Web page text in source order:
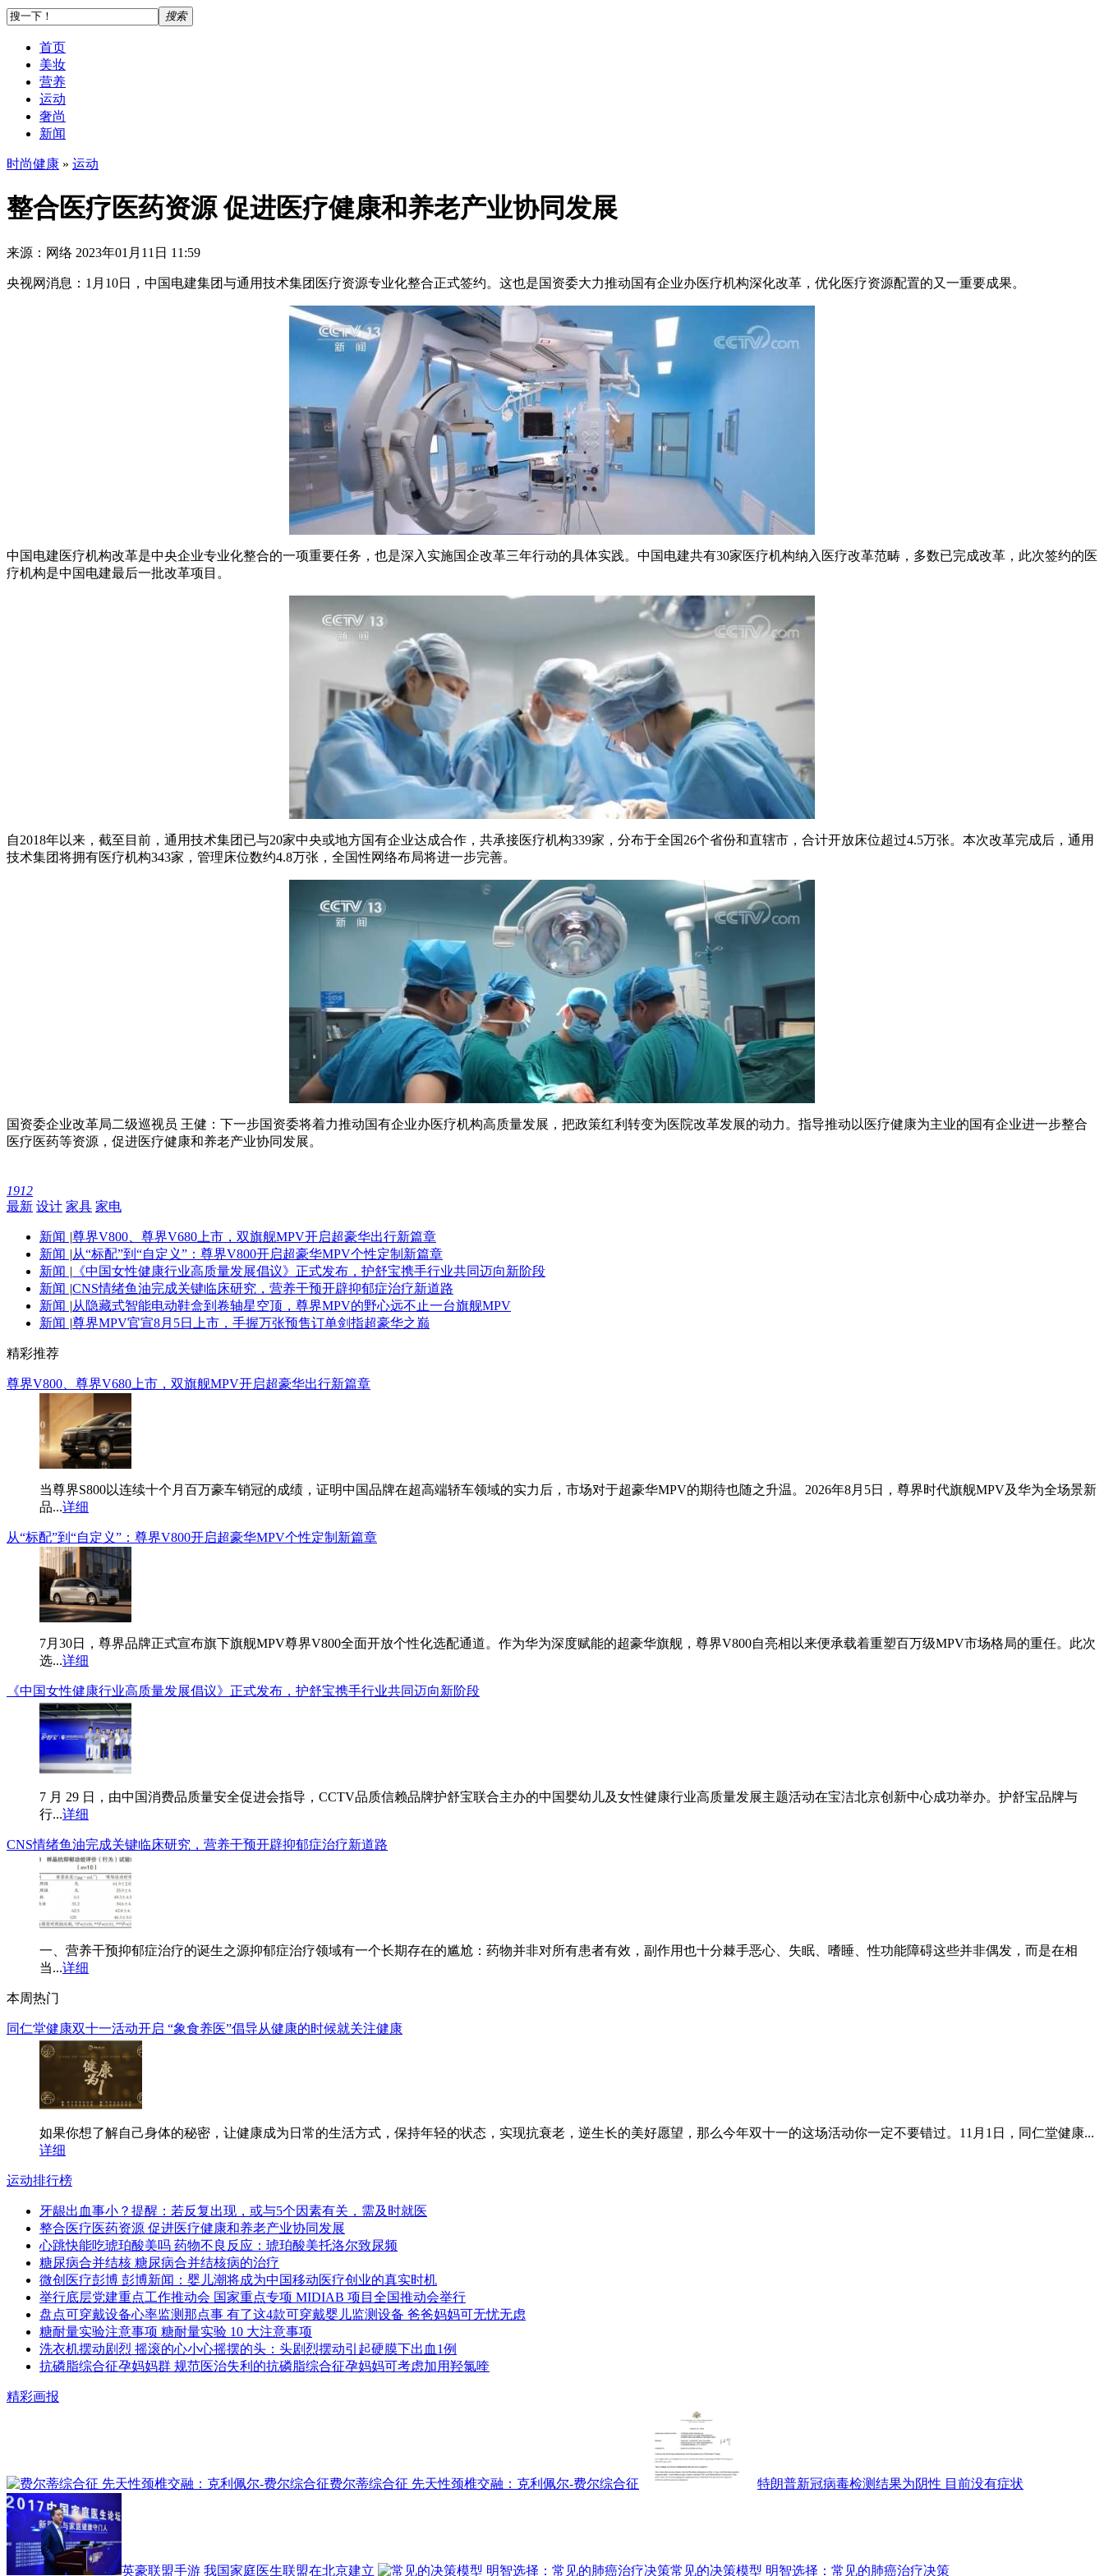
搜索
首页
美妆
营养
运动
奢尚
新闻
时尚健康 » 运动
整合医疗医药资源 促进医疗健康和养老产业协同发展
来源：网络 2023年01月11日 11:59
央视网消息：1月10日，中国电建集团与通用技术集团医疗资源专业化整合正式签约。这也是国资委大力推动国有企业办医疗机构深化改革，优化医疗资源配置的又一重要成果。
中国电建医疗机构改革是中央企业专业化整合的一项重要任务，也是深入实施国企改革三年行动的具体实践。中国电建共有30家医疗机构纳入医疗改革范畴，多数已完成改革，此次签约的医
疗机构是中国电建最后一批改革项目。
自2018年以来，截至目前，通用技术集团已与20家中央或地方国有企业达成合作，共承接医疗机构339家，分布于全国26个省份和直辖市，合计开放床位超过4.5万张。本次改革完成后，通用
技术集团将拥有医疗机构343家，管理床位数约4.8万张，全国性网络布局将进一步完善。
国资委企业改革局二级巡视员 王健：下一步国资委将着力推动国有企业办医疗机构高质量发展，把政策红利转变为医院改革发展的动力。指导推动以医疗健康为主业的国有企业进一步整合
医疗医药等资源，促进医疗健康和养老产业协同发展。
1912
最新 设计 家具 家电
新闻 |尊界V800、尊界V680上市，双旗舰MPV开启超豪华出行新篇章
新闻 |从“标配”到“自定义”：尊界V800开启超豪华MPV个性定制新篇章
新闻 | 《中国女性健康行业高质量发展倡议》正式发布，护舒宝携手行业共同迈向新阶段
新闻 |CNS情绪鱼油完成关键临床研究，营养干预开辟抑郁症治疗新道路
新闻 |从隐藏式智能电动鞋盒到卷轴星空顶，尊界MPV的野心远不止一台旗舰MPV
新闻 |尊界MPV官宣8月5日上市，手握万张预售订单剑指超豪华之巅
精彩推荐
尊界V800、尊界V680上市，双旗舰MPV开启超豪华出行新篇章
当尊界S800以连续十个月百万豪车销冠的成绩，证明中国品牌在超高端轿车领域的实力后，市场对于超豪华MPV的期待也随之升温。2026年8月5日，尊界时代旗舰MPV及华为全场景新
品...详细
从“标配”到“自定义”：尊界V800开启超豪华MPV个性定制新篇章
7月30日，尊界品牌正式宣布旗下旗舰MPV尊界V800全面开放个性化选配通道。作为华为深度赋能的超豪华旗舰，尊界V800自亮相以来便承载着重塑百万级MPV市场格局的重任。此次
选...详细
《中国女性健康行业高质量发展倡议》正式发布，护舒宝携手行业共同迈向新阶段
7 月 29 日，由中国消费品质量安全促进会指导，CCTV品质信赖品牌护舒宝联合主办的中国婴幼儿及女性健康行业高质量发展主题活动在宝洁北京创新中心成功举办。护舒宝品牌与
行...详细
CNS情绪鱼油完成关键临床研究，营养干预开辟抑郁症治疗新道路
一、营养干预抑郁症治疗的诞生之源抑郁症治疗领域有一个长期存在的尴尬：药物并非对所有患者有效，副作用也十分棘手恶心、失眠、嗜睡、性功能障碍这些并非偶发，而是在相
当...详细
本周热门
同仁堂健康双十一活动开启 “象食养医”倡导从健康的时候就关注健康
如果你想了解自己身体的秘密，让健康成为日常的生活方式，保持年轻的状态，实现抗衰老，逆生长的美好愿望，那么今年双十一的这场活动你一定不要错过。11月1日，同仁堂健康...
详细
运动排行榜
牙龈出血事小？提醒：若反复出现，或与5个因素有关，需及时就医
整合医疗医药资源 促进医疗健康和养老产业协同发展
心跳快能吃琥珀酸美吗 药物不良反应：琥珀酸美托洛尔致尿频
糖尿病合并结核 糖尿病合并结核病的治疗
微创医疗彭博 彭博新闻：婴儿潮将成为中国移动医疗创业的真实时机
举行底层党建重点工作推动会 国家重点专项 MIDIAB 项目全国推动会举行
盘点可穿戴设备心率监测那点事 有了这4款可穿戴婴儿监测设备 爸爸妈妈可无忧无虑
糖耐量实验注意事项 糖耐量实验 10 大注意事项
洗衣机摆动剧烈 摇滚的心小心摇摆的头：头剧烈摆动引起硬膜下出血1例
抗磷脂综合征孕妈妈群 规范医治失利的抗磷脂综合征孕妈妈可考虑加用羟氯喹
精彩画报
费尔蒂综合征 先天性颈椎交融：克利佩尔-费尔综合征 特朗普新冠病毒检测结果为阴性 目前没有症状
英豪联盟手游 我国家庭医生联盟在北京建立 常见的决策模型 明智选择：常见的肺癌治疗决策